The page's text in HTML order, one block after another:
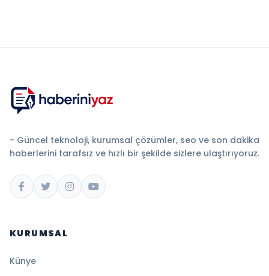
- Güncel teknoloji, kurumsal çözümler, seo ve son dakika
haberlerini tarafsız ve hızlı bir şekilde sizlere ulaştırıyoruz.
KURUMSAL
Künye